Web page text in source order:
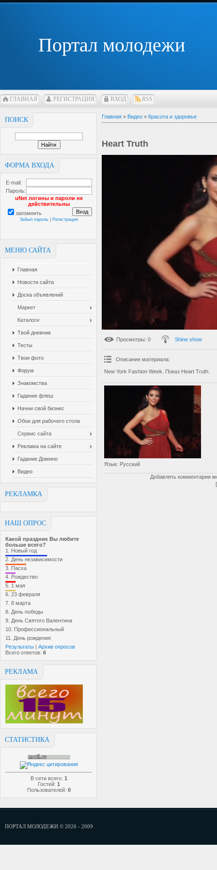
Портал молодежи
ГЛАВНАЯ РЕГИСТРАЦИЯ ВХОД RSS
ПОИСК
ФОРМА ВХОДА
E-mail:
Пароль:
uNet логины и пароли не
действительны
запомнить
Забыл пароль Регистрация
МЕНЮ САЙТА
Главная
Новости сайта
Доска объявлений
Маркет
Каталоги
Твой дневник
Тесты
Твои фото
Форум
Знакомства
Гадание флеш
Начни свой бизнес
Обои для рабочего стола
Сервис сайта
Реклама на сайте
Гадание Домино
Видео
РЕКЛАМКА
НАШ ОПРОС
Какой праздник Вы любите
больше всего?
1. Новый год
2. День независимости
3. Пасха
4. Рождество
5. 1 мая
6. 23 февраля
7. 8 марта
8. День победы
9. День Святого Валентина
10. Профессиональный
11. День рождения
Результаты | Архив опросов
Всего ответов: 6
РЕКЛАМА
СТАТИСТИКА
В сети всего: 1
Гостей: 1
Пользователей: 0
Главная » Видео » Красота и здоровье
Heart Truth
Просмотры: 0 Shine show
Описание материала:
New York Fashion Week. Показ Heart Truth.
Язык: Русский
Добавлять комментарии
ПОРТАЛ МОЛОДЕЖИ © 2026 - 2009